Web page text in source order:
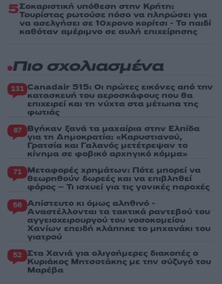
5Σοκαριστική υπόθεση στην Κρήτη:
Τουρίστας ρωτούσε πόσο να πληρώσει για
να ασελγήσει σε 10χρονο κορίτσι - Το παιδί
καθόταν αμέριμνο σε αυλή επιχείρησης
Πιο σχολιασμένα
131 Canadair 515: Οι πρώτες εικόνες από την
κατασκευή του αεροσκάφους που θα
επιχειρεί και τη νύχτα στα μέτωπα της
φωτιάς
87 Βγήκαν ξανά τα μαχαίρια στην Ελπίδα
για τη Δημοκρατία: «Καρυστιανού,
Γρατσία και Γαλανός μετέτρεψαν το
κίνημα σε φοβικό αρχηγικό κόμμα»
71 Μεταφορές χρημάτων: Πότε μπορεί να
θεωρηθούν δωρεές και να επιβληθεί
φόρος – Τι ισχυεί για τις γονικές παροχές
56 Απίστευτο κι όμως αληθινό -
Aναστέλλονται τα τακτικά ραντεβού του
αγγειοχειρουργού του νοσοκομείου
Χανίων επειδή κλάπηκε το μηχανάκι του
γιατρού
52 Στα Χανιά για ολιγοήμερες διακοπές ο
Κυριάκος Μητσοτάκης με την σύζυγό του
Μαρέβα